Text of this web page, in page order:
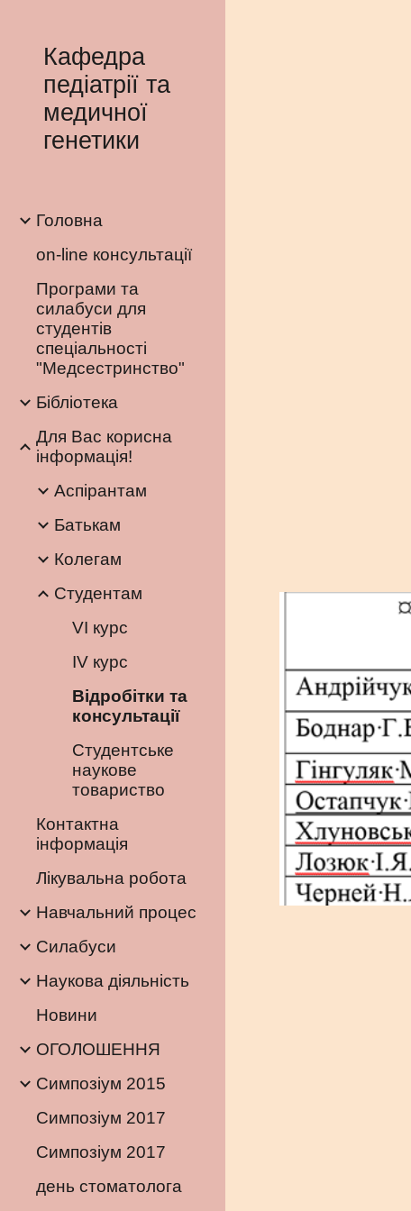
Кафедра
педіатрії та
медичної
генетики
Головна
on-line консультації
Програми та
силабуси для
студентів
спеціальності
"Медсестринство"
Бібліотека
Для Вас корисна
інформація!
Аспірантам
Батькам
Колегам
Студентам
VІ курс
ІV курс
Відробітки та
консультації
Студентське
наукове
товариство
Контактна
інформація
Лікувальна робота
Навчальний процес
Силабуси
Наукова діяльність
Новини
ОГОЛОШЕННЯ
Симпозіум 2015
Симпозіум 2017
Симпозіум 2017
день стоматолога